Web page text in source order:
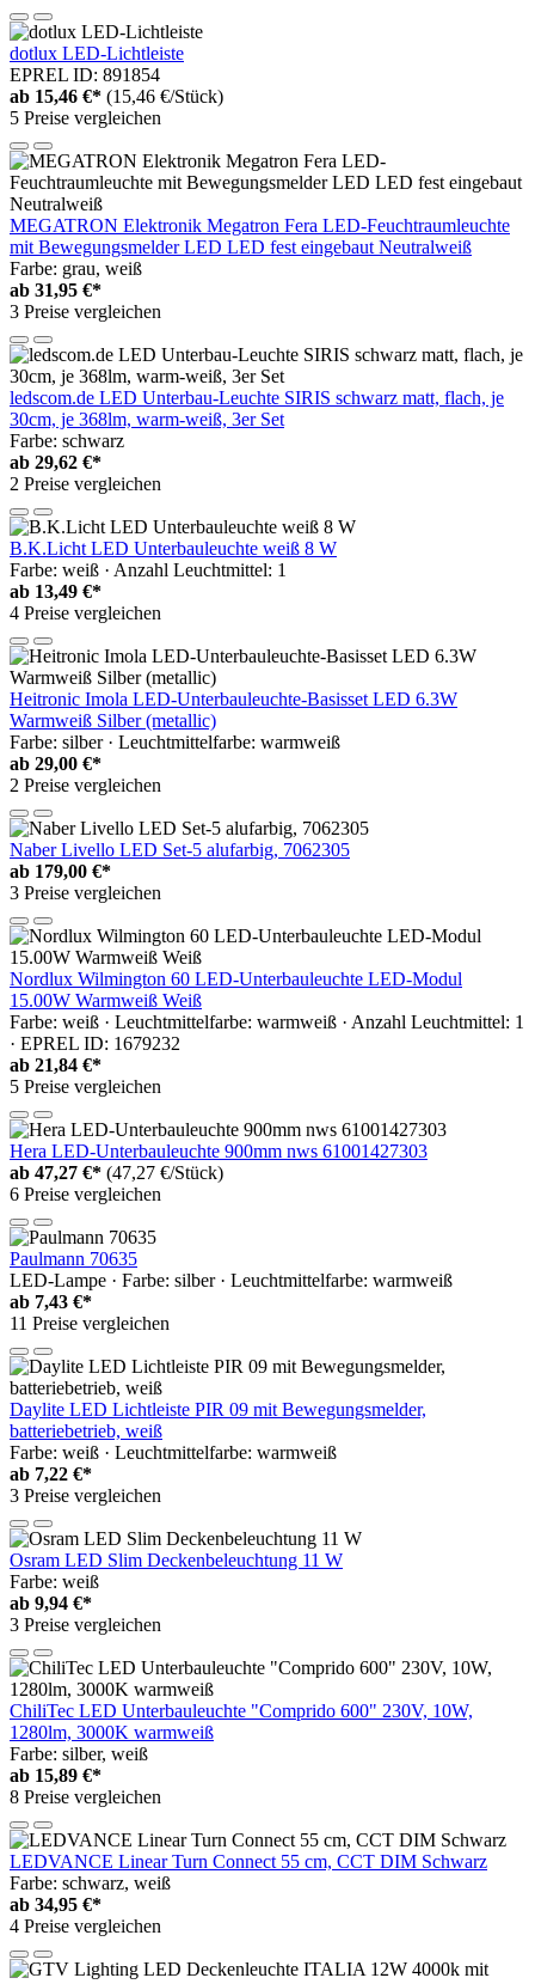
dotlux LED-Lichtleiste
EPREL ID: 891854
ab 15,46 €* (15,46 €/Stück)
5 Preise vergleichen
MEGATRON Elektronik Megatron Fera LED-Feuchtraumleuchte
mit Bewegungsmelder LED LED fest eingebaut Neutralweiß
Farbe: grau, weiß
ab 31,95 €*
3 Preise vergleichen
ledscom.de LED Unterbau-Leuchte SIRIS schwarz matt, flach, je
30cm, je 368lm, warm-weiß, 3er Set
Farbe: schwarz
ab 29,62 €*
2 Preise vergleichen
B.K.Licht LED Unterbauleuchte weiß 8 W
Farbe: weiß · Anzahl Leuchtmittel: 1
ab 13,49 €*
4 Preise vergleichen
Heitronic Imola LED-Unterbauleuchte-Basisset LED 6.3W
Warmweiß Silber (metallic)
Farbe: silber · Leuchtmittelfarbe: warmweiß
ab 29,00 €*
2 Preise vergleichen
Naber Livello LED Set-5 alufarbig, 7062305
ab 179,00 €*
3 Preise vergleichen
Nordlux Wilmington 60 LED-Unterbauleuchte LED-Modul
15.00W Warmweiß Weiß
Farbe: weiß · Leuchtmittelfarbe: warmweiß · Anzahl Leuchtmittel: 1
· EPREL ID: 1679232
ab 21,84 €*
5 Preise vergleichen
Hera LED-Unterbauleuchte 900mm nws 61001427303
ab 47,27 €* (47,27 €/Stück)
6 Preise vergleichen
Paulmann 70635
LED-Lampe · Farbe: silber · Leuchtmittelfarbe: warmweiß
ab 7,43 €*
11 Preise vergleichen
Daylite LED Lichtleiste PIR 09 mit Bewegungsmelder,
batteriebetrieb, weiß
Farbe: weiß · Leuchtmittelfarbe: warmweiß
ab 7,22 €*
3 Preise vergleichen
Osram LED Slim Deckenbeleuchtung 11 W
Farbe: weiß
ab 9,94 €*
3 Preise vergleichen
ChiliTec LED Unterbauleuchte "Comprido 600" 230V, 10W,
1280lm, 3000K warmweiß
Farbe: silber, weiß
ab 15,89 €*
8 Preise vergleichen
LEDVANCE Linear Turn Connect 55 cm, CCT DIM Schwarz
Farbe: schwarz, weiß
ab 34,95 €*
4 Preise vergleichen